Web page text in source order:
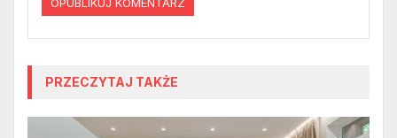
PRZECZYTAJ TAKŻE